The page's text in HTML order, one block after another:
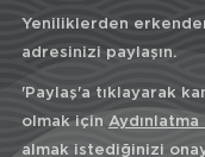
Yeniliklerden
adresinizi paylaşın.
'Paylaş'a tıklayarak
olmak için Aydınlatma
almak istediğinizi